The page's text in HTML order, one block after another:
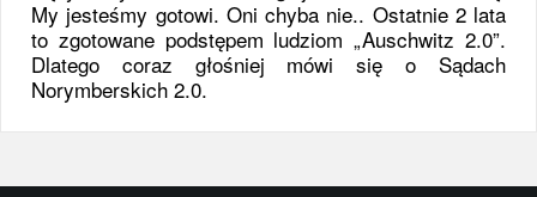
My jesteśmy gotowi. Oni chyba nie.. Ostatnie 2 lata
to zgotowane podstępem ludziom „Auschwitz 2.0”.
Dlatego coraz głośniej mówi się o Sądach
Norymberskich 2.0.